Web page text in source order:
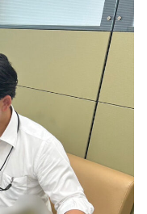
でやねん！？」
する？～
カタ